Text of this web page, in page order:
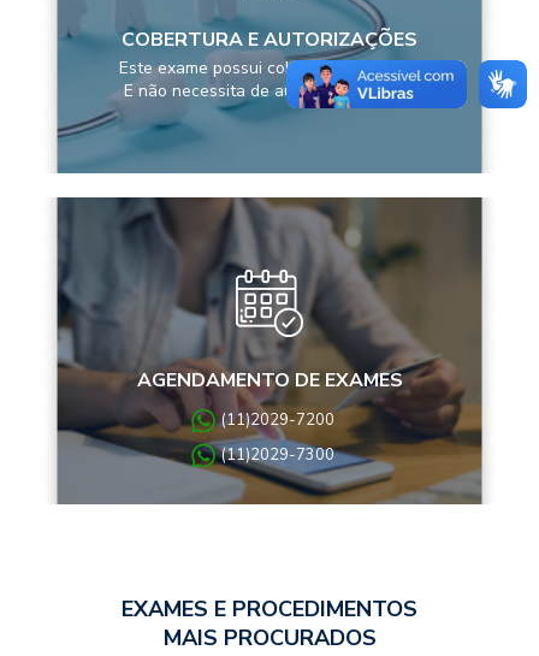
COBERTURA E AUTORIZAÇÕES
Este exame possui cobertura pela ANS
E não necessita de autorização prévia
AGENDAMENTO DE EXAMES
(11)2029-7200
(11)2029-7300
EXAMES E PROCEDIMENTOS
MAIS PROCURADOS